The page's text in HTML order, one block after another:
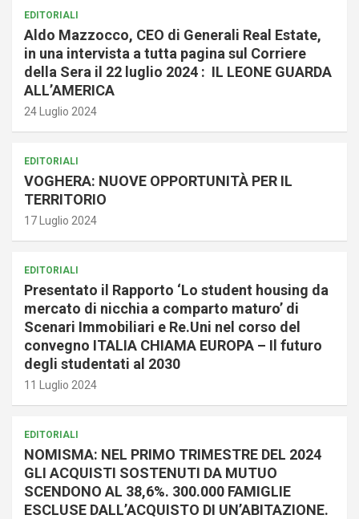
EDITORIALI
Aldo Mazzocco, CEO di Generali Real Estate,
in una intervista a tutta pagina sul Corriere
della Sera il 22 luglio 2024 : IL LEONE GUARDA
ALL’AMERICA
24 Luglio 2024
EDITORIALI
VOGHERA: NUOVE OPPORTUNITÀ PER IL
TERRITORIO
17 Luglio 2024
EDITORIALI
Presentato il Rapporto ‘Lo student housing da
mercato di nicchia a comparto maturo’ di
Scenari Immobiliari e Re.Uni nel corso del
convegno ITALIA CHIAMA EUROPA – Il futuro
degli studentati al 2030
11 Luglio 2024
EDITORIALI
NOMISMA: NEL PRIMO TRIMESTRE DEL 2024
GLI ACQUISTI SOSTENUTI DA MUTUO
SCENDONO AL 38,6%. 300.000 FAMIGLIE
ESCLUSE DALL’ACQUISTO DI UN’ABITAZIONE.